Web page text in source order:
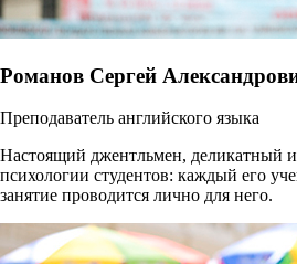
Романов Сергей
Преподаватель английского языка
Настоящий джентльмен, деликатный
психологии студентов: каждый его
занятие проводится лично для него.